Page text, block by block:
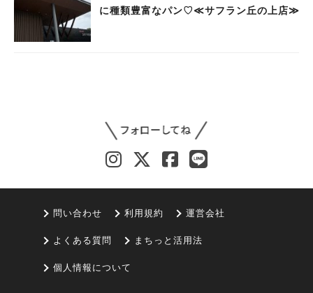
に種類豊富なパン♡≪サフラン丘の上店≫
問い合わせ 利用規約 運営会社
よくある質問 まちっと活用法
個人情報について